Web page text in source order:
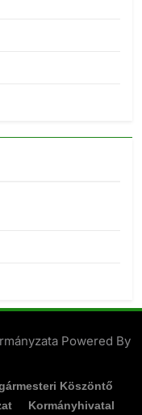
Powered By
Köszöntő
Kormányhivatal